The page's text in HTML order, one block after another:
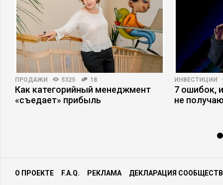
ПРОДАЖИ 5325 18
Как категорийный менеджмент
«съедает» прибыль
ИНВЕСТИЦИИ
7 ошибок,
не
О ПРОЕКТЕ F.A.Q. РЕКЛАМА ДЕКЛАРАЦИЯ